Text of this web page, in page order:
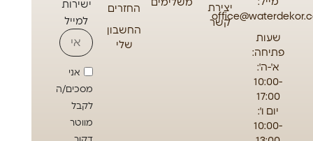
שעות
פתיחה:
א'-ה':
10:00-
17:00
יום ו':
10:00-
יצירת
קשר
משלימים
החזרים
החשבון
שלי
ישירות
למייל
אני
מסכים/ה
לקבל
מווטר